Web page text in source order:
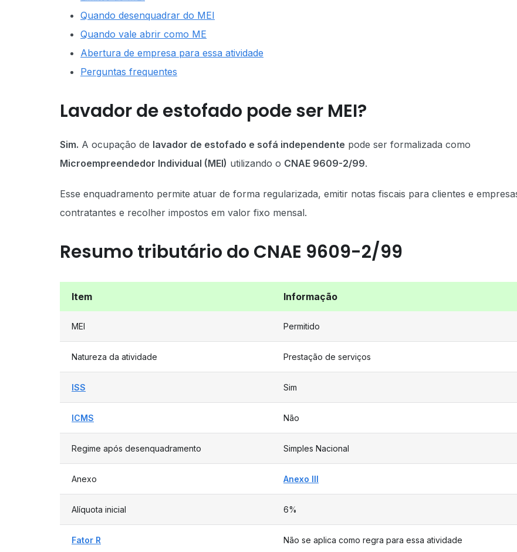
Quando desenquadrar do MEI
Quando vale abrir como ME
Abertura de empresa para essa atividade
Perguntas frequentes
Lavador de estofado pode ser MEI?
Sim. A ocupação de lavador de estofado e sofá independente pode ser formalizada como
Microempreendedor Individual (MEI) utilizando o CNAE 9609-2/99.
Esse enquadramento permite atuar de forma regularizada, emitir notas fiscais para clientes e
contratantes e recolher impostos em valor fixo mensal.
Resumo tributário do CNAE 9609-2/99
Item Informação
MEI Permitido
Natureza da atividade Prestação de serviços
ISS Sim
ICMS Não
Regime após desenquadramento Simples Nacional
Anexo Anexo III
Alíquota inicial 6%
Fator R Não se aplica como regra para essa atividade